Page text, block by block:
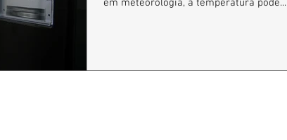
em meteorologia, a temperatura pode...